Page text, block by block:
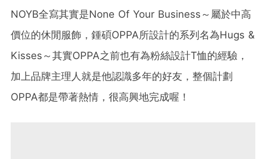
NOYB全寫其實是None Of Your Business～屬於中高
價位的休閒服飾，鍾碩OPPA所設計的系列名為Hugs &
Kisses～其實OPPA之前也有為粉絲設計T恤的經驗，
加上品牌主理人就是他認識多年的好友，整個計劃
OPPA都是帶著熱情，很高興地完成喔！